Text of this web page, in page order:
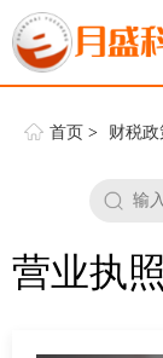
首页 > 财税政
营业执